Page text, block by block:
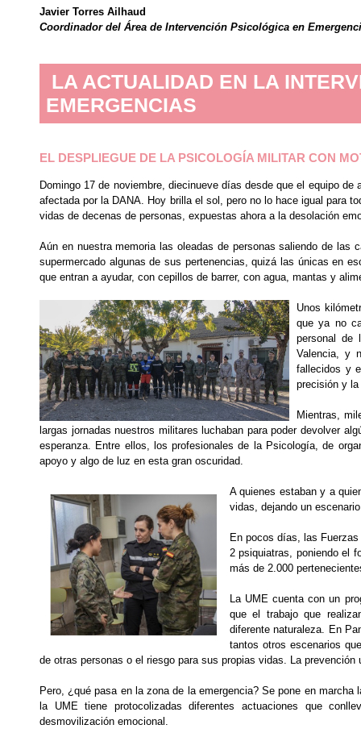
Javier Torres Ailhaud
Coordinador del Área de Intervención Psicológica en
LA ACTUALIDAD EN LA
EMERGENCIAS
EL DESPLIEGUE DE LA PSICOLOGÍA MILITAR CON
Domingo 17 de noviembre, diecinueve días desde que el equipo
afectada por la DANA. Hoy brilla el sol, pero no lo hace igual para
vidas de decenas de personas, expuestas ahora a la desolación
Aún en nuestra memoria las oleadas de personas saliendo de
supermercado algunas de sus pertenencias, quizá las únicas en
que entran a ayudar, con cepillos de barrer, con agua, mantas y
Unos
que ya no
personal de
Valencia, y
fallecidos y
precisión y
Mientras,
largas jornadas nuestros militares luchaban para poder devolver
esperanza. Entre ellos, los profesionales de la Psicología, de
apoyo y algo de luz en esta gran oscuridad.
A quienes estaban y a
vidas, dejando un
En pocos días, las
2 psiquiatras, poniendo el
más de 2.000
La UME cuenta con un
que el trabajo que
diferente naturaleza. En
tantos otros escenarios
de otras personas o el riesgo para sus propias vidas. La
Pero, ¿qué pasa en la zona de la emergencia? Se pone en
la UME tiene protocolizadas diferentes actuaciones que
desmovilización emocional.